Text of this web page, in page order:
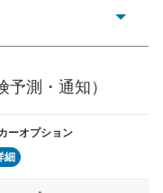
の目安
されています。
・通知するためのシス
測・通知）
ーオプション
細